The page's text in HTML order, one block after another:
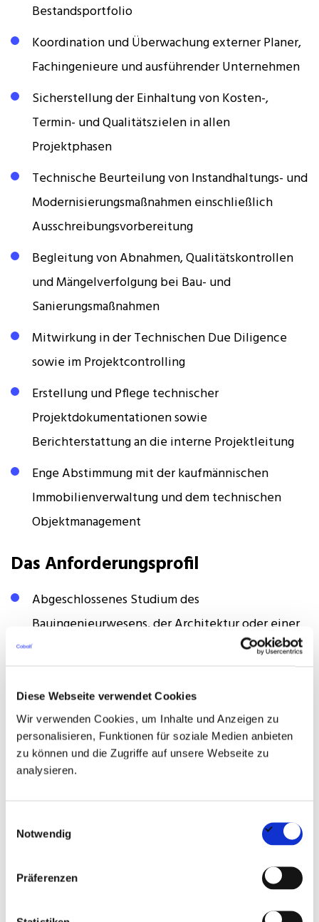
Diese Webseite verwendet Cookies
Wir verwenden Cookies, um Inhalte und Anzeigen zu
personalisieren, Funktionen für soziale Medien anbieten
zu können und die Zugriffe auf unsere Webseite zu
analysieren.
Notwendig
Präferenzen
Bestandsportfolio
Koordination und Überwachung externer Planer,
Fachingenieure und ausführender Unternehmen
Sicherstellung der Einhaltung von Kosten-,
Termin- und Qualitätszielen in allen
Projektphasen
Technische Beurteilung von Instandhaltungs- und
Modernisierungsmaßnahmen einschließlich
Ausschreibungsvorbereitung
Begleitung von Abnahmen, Qualitätskontrollen
und Mängelverfolgung bei Bau- und
Sanierungsmaßnahmen
Mitwirkung in der Technischen Due Diligence
sowie im Projektcontrolling
Erstellung und Pflege technischer
Projektdokumentationen sowie
Berichterstattung an die interne Projektleitung
Enge Abstimmung mit der kaufmännischen
Immobilienverwaltung und dem technischen
Objektmanagement
Das Anforderungsprofil
Abgeschlossenes Studium des
Bauingenieurwesens, der Architektur oder einer
vergleichbaren technischen Fachrichtung
Projektsteuerung oder im Bauprojektmanagement
von Wohn- oder Gewerbeimmobilien
Fundierte Kenntnisse im Bauvertragsrecht sowie
in relevanten technischen Normen und
Sichere Anwendung üblicher
Projektmanagementmethoden und technischer
Verwaltungssoftware